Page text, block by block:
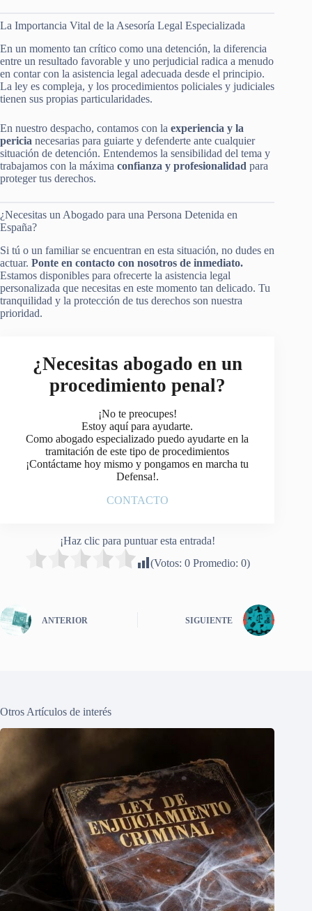
La Importancia Vital de la Asesoría Legal Especializada
En un momento tan crítico como una detención, la diferencia
entre un resultado favorable y uno perjudicial radica a menudo
en contar con la asistencia legal adecuada desde el principio.
La ley es compleja, y los procedimientos policiales y judiciales
tienen sus propias particularidades.
En nuestro despacho, contamos con la experiencia y la
pericia necesarias para guiarte y defenderte ante cualquier
situación de detención. Entendemos la sensibilidad del tema y
trabajamos con la máxima confianza y profesionalidad para
proteger tus derechos.
¿Necesitas un Abogado para una Persona Detenida en
España?
Si tú o un familiar se encuentran en esta situación, no dudes en
actuar. Ponte en contacto con nosotros de inmediato.
Estamos disponibles para ofrecerte la asistencia legal
personalizada que necesitas en este momento tan delicado. Tu
tranquilidad y la protección de tus derechos son nuestra
prioridad.
¿Necesitas abogado en un
procedimiento penal?
¡No te preocupes!
Estoy aquí para ayudarte.
Como abogado especializado puedo ayudarte en la
tramitación de este tipo de procedimientos
¡Contáctame hoy mismo y pongamos en marcha tu
Defensa!.
CONTACTO
¡Haz clic para puntuar esta entrada!
(Votos: 0Promedio: 0)
ANTERIOR SIGUIENTE
Otros Artículos de interés